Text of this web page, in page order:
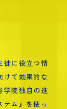
徒に役立つ情
けて効果的な
学院独自の進
テム』を使っ